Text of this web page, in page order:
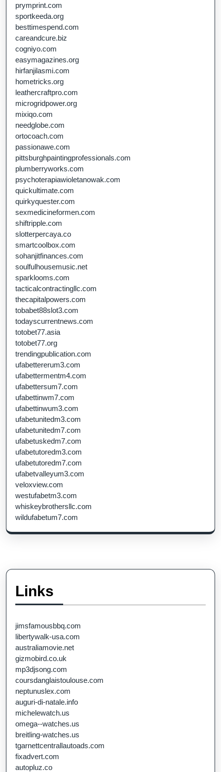
prymprint.com
sportkeeda.org
besttimespend.com
careandcure.biz
cogniyo.com
easymagazines.org
hirfanjilasmi.com
hometricks.org
leathercraftpro.com
microgridpower.org
mixiqo.com
needglobe.com
ortocoach.com
passionawe.com
pittsburghpaintingprofessionals.com
plumberryworks.com
psychoterapiawioletanowak.com
quickultimate.com
quirkyquester.com
sexmedicineformen.com
shiftripple.com
slotterpercaya.co
smartcoolbox.com
sohanjitfinances.com
soulfulhousemusic.net
sparklooms.com
tacticalcontractingllc.com
thecapitalpowers.com
tobabet88slot3.com
todayscurrentnews.com
totobet77.asia
totobet77.org
trendingpublication.com
ufabettererum3.com
ufabettermentm4.com
ufabettersum7.com
ufabettinwm7.com
ufabettinwum3.com
ufabetunitedm3.com
ufabetunitedm7.com
ufabetuskedm7.com
ufabetutoredm3.com
ufabetutoredm7.com
ufabetvalleyum3.com
veloxview.com
westufabetm3.com
whiskeybrothersllc.com
wildufabetum7.com
Links
jimsfamousbbq.com
libertywalk-usa.com
australiamovie.net
gizmobird.co.uk
mp3djsong.com
coursdanglaistoulouse.com
neptunuslex.com
auguri-di-natale.info
michelewatch.us
omega--watches.us
breitling-watches.us
tgarnettcentrallautoads.com
fixadvert.com
autopluz.co